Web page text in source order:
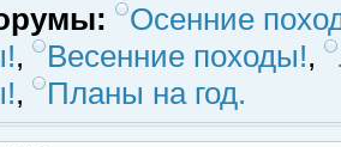
Осенние
, Весенние походы!,
, Планы на год.